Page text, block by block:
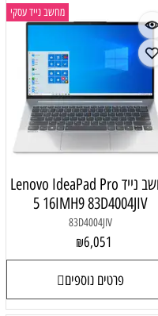
מחשב נייד עסקי
מחשב נייד Lenovo IdeaPad Pro
5 16IMH9 83D4004JIV
83D4004JIV
₪6,051
פרטים נוספים